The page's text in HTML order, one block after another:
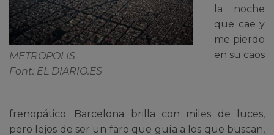
METROPOLIS
Font: EL DIARIO.ES
la noche
que cae y
me pierdo
en su caos
frenopático. Barcelona brilla con miles de luces,
pero lejos de ser un faro que guía a los que buscan,